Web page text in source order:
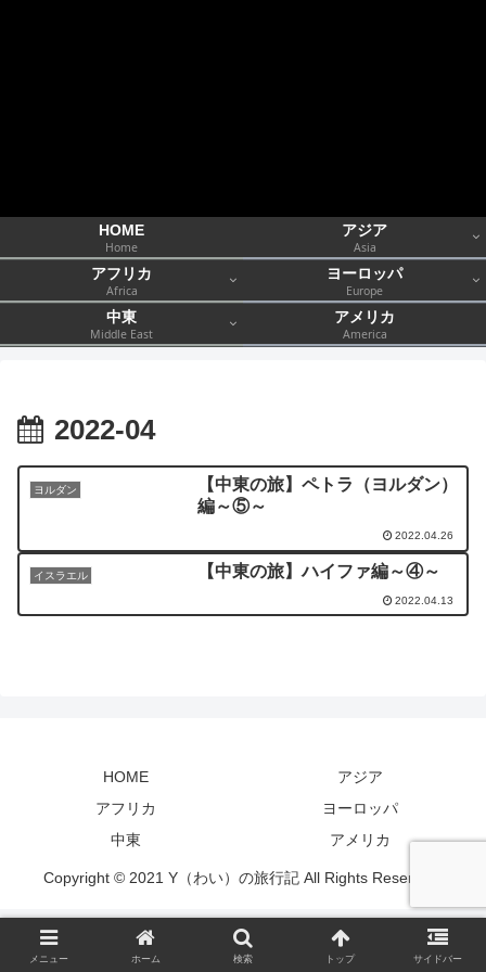
HOME
Home
アジア
Asia
アフリカ
Africa
ヨーロッパ
Europe
中東
Middle East
アメリカ
America
2022-04
ヨルダン
【中東の旅】ペトラ（ヨルダン）
編～⑤～
2022.04.26
イスラエル 【中東の旅】ハイファ編～④～
2022.04.13
HOME
アジア
アフリカ
ヨーロッパ
中東
アメリカ
Copyright © 2021 Y（わい）の旅行記 All Rights Reserved.
メニュー ホーム 検索 トップ サイドバー